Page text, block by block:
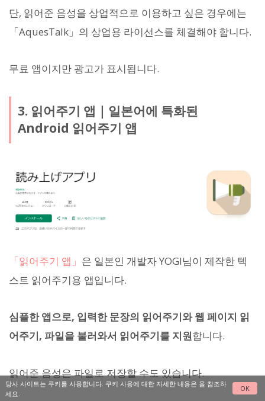
단, 읽어준 음성을 상업적으로 이용하고 싶은 경우에는
「AquesTalk」의 상업용 라이선스를 체결해야 합니다.
무료 앱이지만 광고가 표시됩니다.
3. 읽어주기 앱｜일본어에 특화된
Android 읽어주기 앱
「읽어주기 앱」 은 일본인 개발자 YOGI님이 제작한 텍
스트 읽어주기용 앱입니다.
심플한 앱으로, 입력한 문장의 읽어주기와 웹 페이지 읽
어주기, 파일을 불러와서 읽어주기를 지원합니다.
읽어준 음성은 파일로 저장할 수도 있습니다.
당사 사이트는 쿠키를 사용합니다. 쿠키 사용에 대한 자세한 내용은 을 참조하
세요.
OK